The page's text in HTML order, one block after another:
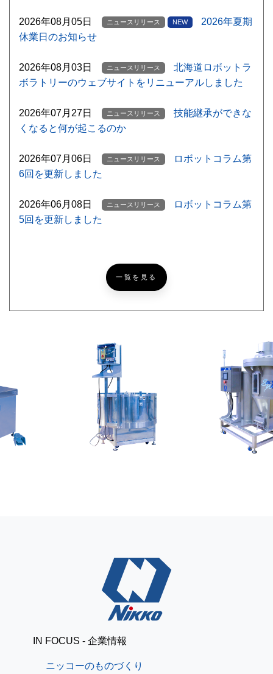
2026年08月05日 ニュースリリース NEW
2026年夏期
休業日のお知らせ
2026年08月03日 ニュースリリース
北海道ロボットラ
ボラトリーのウェブサイトをリニューアルしました
2026年07月27日 ニュースリリース
技能継承ができな
くなると何が起こるのか
2026年07月06日 ニュースリリース
ロボットコラム第
6回を更新しました
2026年06月08日 ニュースリリース
ロボットコラム第
5回を更新しました
#5】北海道ならでは？なゴルフあるある
ニッコーブログ
レザークラフトで簡単パ
ニッコーブログ
レザークラフトで簡単パ
スケース[道具準備編]
一覧を見る
IN FOCUS - 企業情報
ニッコーのものづくり